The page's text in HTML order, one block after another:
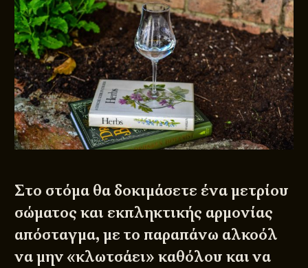
Στο στόμα θα δοκιμάσετε ένα μετρίου
σώματος και εκπληκτικής αρμονίας
απόσταγμα, με το παραπάνω αλκοόλ
να μην «κλωτσάει» καθόλου και να